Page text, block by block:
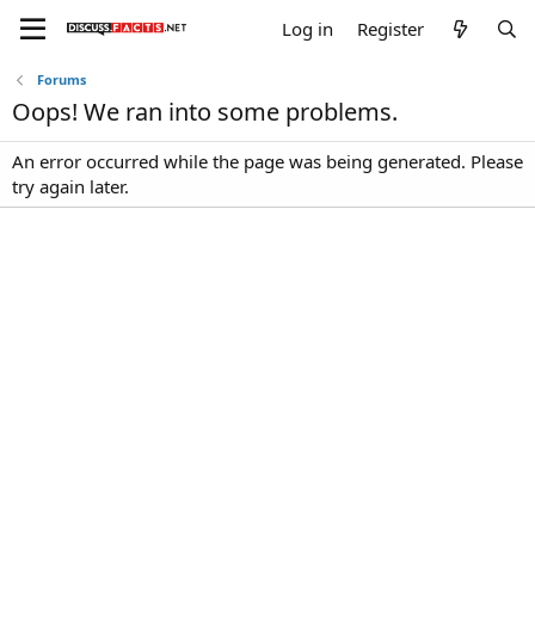
Log in Register
Forums
Oops! We ran into some problems.
An error occurred while the page was being generated. Please
try again later.